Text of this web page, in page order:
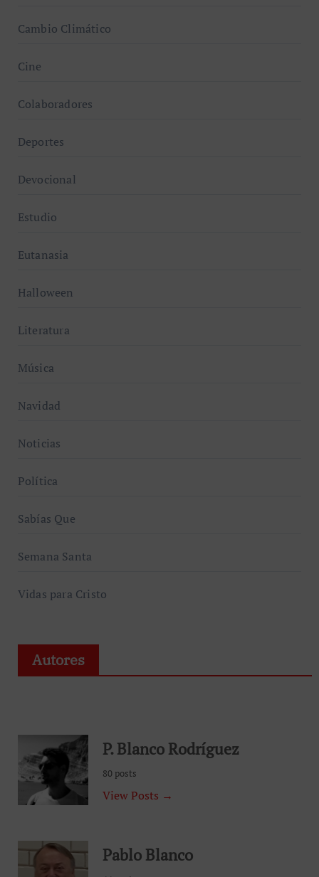
Cambio Climático
Cine
Colaboradores
Deportes
Devocional
Estudio
Eutanasia
Halloween
Literatura
Música
Navidad
Noticias
Política
Sabías Que
Semana Santa
Vidas para Cristo
Autores
P. Blanco Rodríguez
80 posts
View Posts →
Pablo Blanco